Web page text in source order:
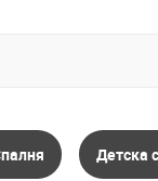
Детска